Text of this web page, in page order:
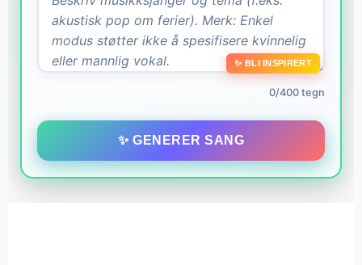
✨ BLI INSPIRERT
0/400 tegn
✨ GENERER SANG